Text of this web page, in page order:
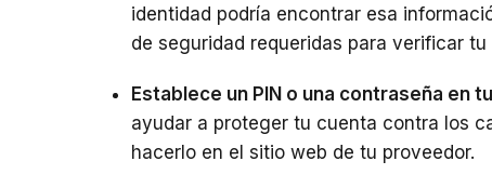
identidad podría encontrar esa
de seguridad requeridas para verificar
Establece un PIN o una contraseña en
ayudar a proteger tu cuenta contra los
hacerlo en el sitio web de tu proveedor.